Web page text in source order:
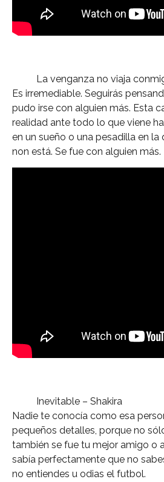
La venganza no viaja
Es irremediable. Seguirás
pudo irse con alguien más. Esta
realidad ante todo lo que viene
en un sueño o una pesadilla en la
non está. Se fue con alguien más.
Inevitable – Shakira
Nadie te conocía como esa
pequeños detalles, porque no
también se fue tu mejor amigo o
sabía perfectamente que no
no entiendes u odias el futbol.